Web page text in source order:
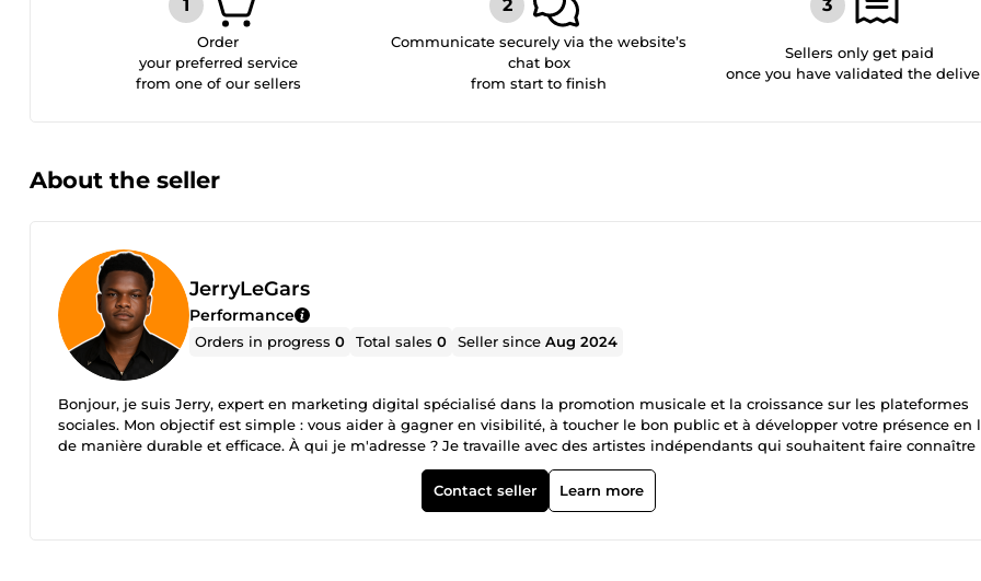
Order
your preferred service
from one of our sellers
Communicate securely via the website’s
chat box
from start to finish
Sellers only get paid
once you have validated the
About the seller
JerryLeGars
Performance
Orders in progress0 Total sales0 Seller sinceAug 2024
Bonjour, je suis Jerry, expert en marketing digital spécialisé dans la promotion musicale et la croissance sur les plateformes
sociales. Mon objectif est simple : vous aider à gagner en visibilité, à toucher le bon public et à développer votre présence en
de manière durable et efficace. À qui je m'adresse ? Je travaille avec des artistes indépendants qui souhaitent faire connaître
musique, des créateurs de contenu qui cherchent à développer leur audience, des influenceurs en quête d'une croissance
organique et authentique, ainsi que des entrepreneurs et petites entreprises qui veulent renforcer leur image sur les réseaux
sociaux. Mes services Promotion Spotify : j'augmente le nombre de streams, d'auditeurs mensuels et de sauvegardes sur
Contact seller Learn more